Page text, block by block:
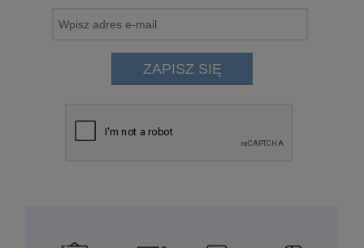
ZAPISZ SIĘ